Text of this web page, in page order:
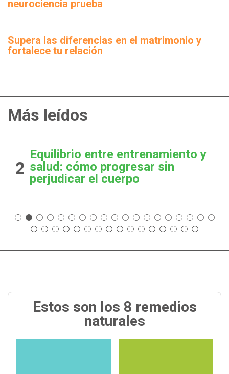
neurociencia prueba
Supera las diferencias en el matrimonio y
fortalece tu relación
Más leídos
2
Equilibrio entre entrenamiento y
salud: cómo progresar sin
perjudicar el cuerpo
Estos son los 8 remedios
naturales